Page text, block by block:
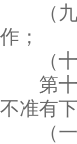
（九
作；
（十
第十
不准有
（一